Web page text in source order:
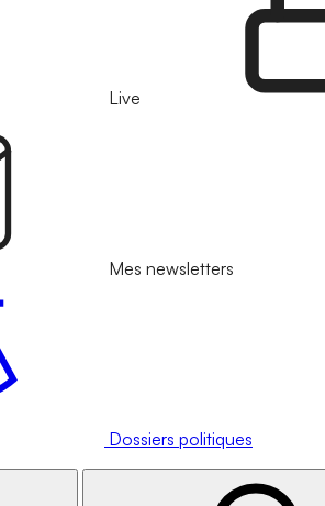
Live
Mes newsletters
Dossiers politiques